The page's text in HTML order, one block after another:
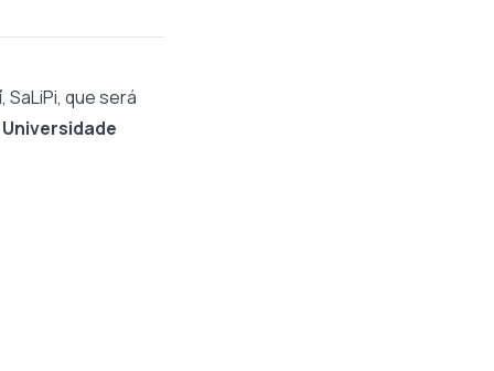
, SaLiPi, que será
Universidade